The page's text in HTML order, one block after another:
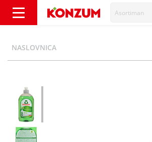
Asortiman
NASLOVNICA